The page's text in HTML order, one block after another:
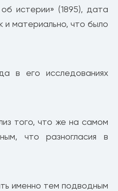
истерии» (1895), дата
и материально, что было
в его исследованиях
того, что же на самом
что разногласия в
именно тем подводным